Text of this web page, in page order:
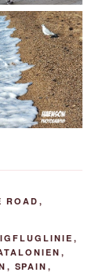
ROAD ,
,
,
, SPAIN ,